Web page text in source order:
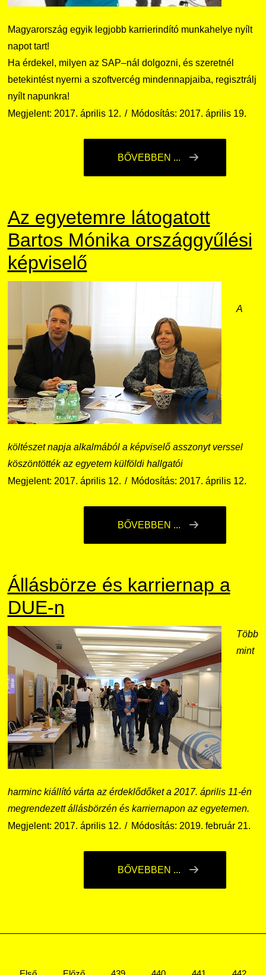
Magyarország egyik legjobb karrierindító munkahelye nyílt
napot tart!
Ha érdekel, milyen az SAP–nál dolgozni, és szeretnél
betekintést nyerni a szoftvercég mindennapjaiba, regisztrálj
nyílt napunkra!
Megjelent: 2017. április 12.
Módosítás: 2017. április 19.
BŐVEBBEN ...
Az egyetemre látogatott
Bartos Mónika országgyűlési
képviselő
A
költészet napja alkalmából a képviselő asszonyt verssel
köszöntötték az egyetem külföldi hallgatói
Megjelent: 2017. április 12.
Módosítás: 2017. április 12.
BŐVEBBEN ...
Állásbörze és karriernap a
DUE-n
Több
mint
harminc kiállító várta az érdeklődőket a 2017. április 11-én
megrendezett állásbörzén és karriernapon az egyetemen.
Megjelent: 2017. április 12.
Módosítás: 2019. február 21.
BŐVEBBEN ...